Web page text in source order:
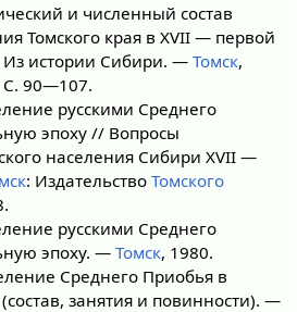
и численный состав
Томского края в XVII — первой
Из истории Сибири. —Томск,
90—107.
русскими Среднего
эпоху // Вопросы
населения Сибири XVII —
: ИздательствоТомского
русскими Среднего
эпоху. —Томск, 1980.
Среднего Приобья в
занятия и повинности). —